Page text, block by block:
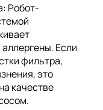
Робот-
Если
фильтра,
это
качестве